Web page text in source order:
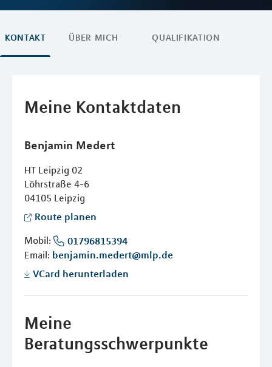
KONTAKT ÜBER MICH QUALIFIKATION
Meine Kontaktdaten
Benjamin Medert
HT Leipzig 02
Löhrstraße 4-6
04105 Leipzig
Route planen
Mobil:
01796815394
Email: benjamin.medert@mlp.de
VCard herunterladen
Meine
Beratungsschwerpunkte